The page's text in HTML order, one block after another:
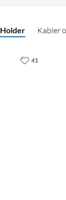
Holder Kabler
41